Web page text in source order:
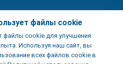
файлы cookie
файлы cookie для улучшения
Используя наш сайт, вы
всех файлов cookie в
Событие